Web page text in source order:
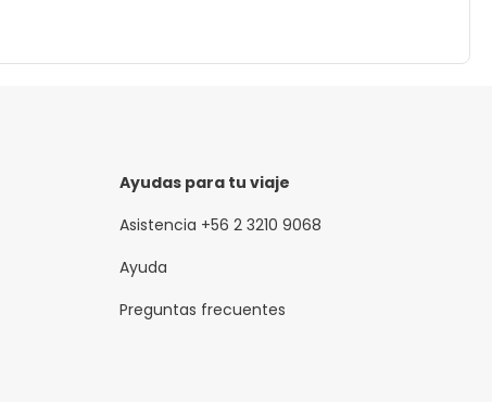
Ayudas para tu viaje
Asistencia +56 2 3210 9068
Ayuda
Preguntas frecuentes